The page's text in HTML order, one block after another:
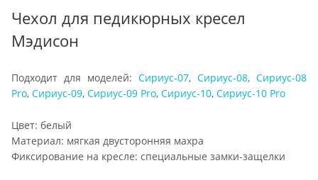
Чехол для педикюрных кресел
Мэдисон
Подходит для моделей: Сириус-07, Сириус-08, Сириус-08
Pro, Сириус-09, Сириус-09 Pro, Сириус-10, Сириус-10 Pro
Цвет: белый
Материал: мягкая двусторонняя махра
Фиксирование на кресле: специальные замки-защелки